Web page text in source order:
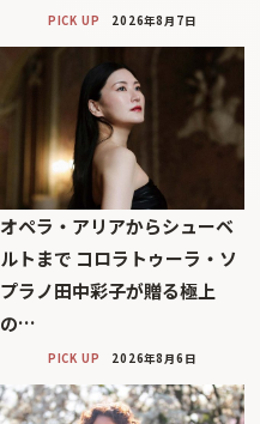
PICK UP 2026年8月7日
オペラ・アリアからシューベ
ルトまで コロラトゥーラ・ソ
プラノ田中彩子が贈る極上
の…
PICK UP 2026年8月6日